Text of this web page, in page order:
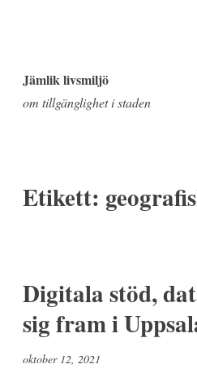
to
content
Jämlik livsmiljö
om tillgänglighet i staden
Etikett:
Digitala stöd,
sig fram i
oktober 12, 2021